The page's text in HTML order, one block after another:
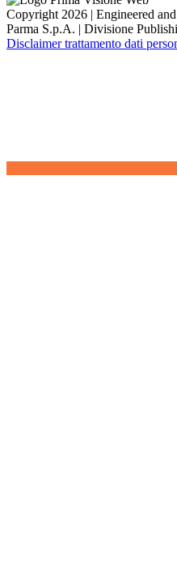
Copyright 2026 | Engineered
Parma S.p.A. | Divisione
Disclaimer trattamento dati